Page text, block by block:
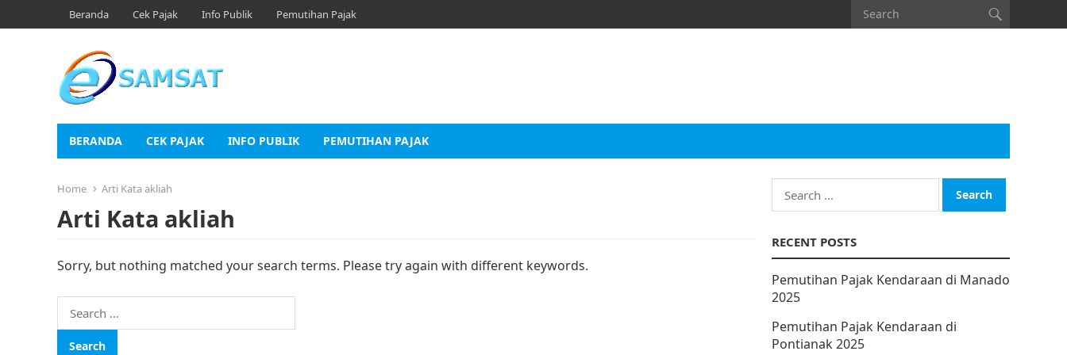
Beranda Cek Pajak Info Publik Pemutihan Pajak
BERANDA CEK PAJAK INFO PUBLIK PEMUTIHAN PAJAK
Home Arti Kata akliah
Arti Kata akliah
Sorry, but nothing matched your search terms. Please try again with different keywords.
Search
for:
Search
for:
RECENT POSTS
Pemutihan Pajak Kendaraan di Manado
2025
Pemutihan Pajak Kendaraan di
Pontianak 2025